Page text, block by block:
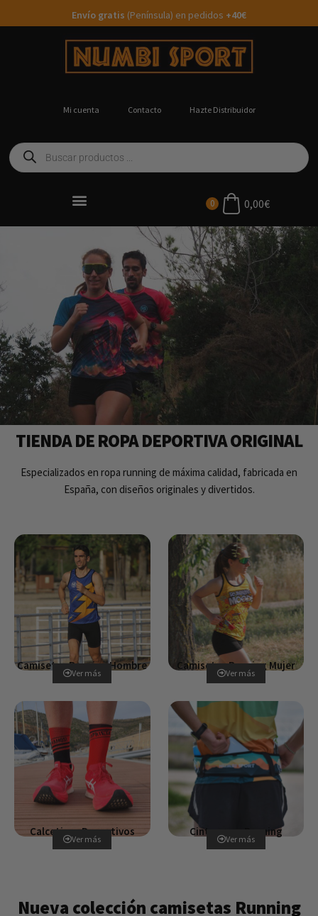
Envío gratis (Península) en pedidos +40€
Mi cuenta Contacto Hazte Distribuidor
0 0,00€
TIENDA DE ROPA DEPORTIVA ORIGINAL
Especializados en ropa running de máxima calidad, fabricada en
España, con diseños originales y divertidos.
Camisetas Running Hombre
Ver más
Camisetas Running Mujer
Ver más
Calcetines Deportivos
Ver más
Cinturones Running
Ver más
Nueva colección camisetas Running